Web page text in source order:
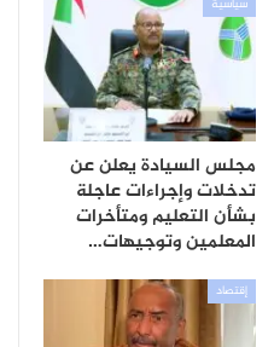
سياسية
مجلس السيادة يعلن عن
تدخلات وإجراءات عاجلة
بشأن التعليم ومتأخرات
المعلمين وتوجيهات…
إقتصاد